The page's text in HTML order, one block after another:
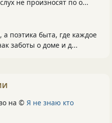
не произносят по о...
поэтика быта, где каждое
заботы о доме и д...
на © Я не знаю кто